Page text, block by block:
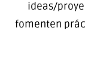
ideas/
fomenten